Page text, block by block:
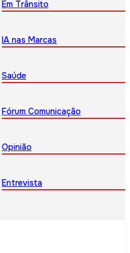
Em Trânsito
IA nas Marcas
Saúde
Fórum Comunicação
Opinião
Entrevista